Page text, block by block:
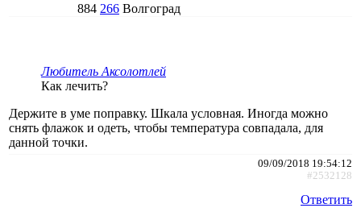
884 266 Волгоград
Любитель Аксолотлей
Как лечить?
Держите в уме поправку. Шкала условная. Иногда можно
снять флажок и одеть, чтобы температура совпадала, для
данной точки.
09/09/2018 19:54:12
#2532128
Ответить